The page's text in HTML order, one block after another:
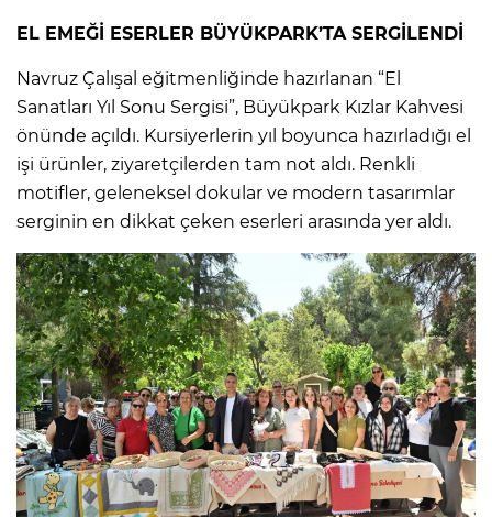
EL EMEĞİ ESERLER BÜYÜKPARK’TA SERGİLENDİ
Navruz Çalışal eğitmenliğinde hazırlanan “El
Sanatları Yıl Sonu Sergisi”, Büyükpark Kızlar Kahvesi
önünde açıldı. Kursiyerlerin yıl boyunca hazırladığı el
işi ürünler, ziyaretçilerden tam not aldı. Renkli
motifler, geleneksel dokular ve modern tasarımlar
serginin en dikkat çeken eserleri arasında yer aldı.